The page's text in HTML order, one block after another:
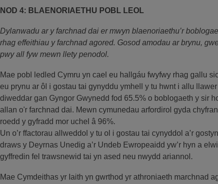
NOD 4: BLAENORIAETHU POBL LEOL
Dylanwadu ar y farchnad dai er mwyn blaenoriaethu’r
rhag effeithiau y farchnad agored. Gosod amodau ar brynu,
pwy all fyw mewn llety penodol.
Mae pobl ledled Cymru yn cael eu hallgáu fwyfwy rhag gallu
eu prynu ar ôl i gostau tai gynyddu ymhell y tu hwnt i allu
diweddar gan Gyngor Gwynedd fod 65.5% o boblogaeth y sir
allan o'r farchnad dai. Mewn cymunedau arfordirol gyda
roedd y gyfradd mor uchel â 96%.
Un o’r ffactorau allweddol y tu ol i gostau tai cynyddol a’r
draws y Deyrnas Unedig a’r Undeb Ewropeaidd yw’r hyn a
gyffredin fel trawsnewid tai yn ased neu nwydd ariannol.
Mae Cymdeithas yr Iaith yn gwrthod yr athroniaeth marchnad